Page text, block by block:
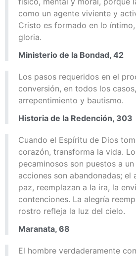
como un agente viviente y
Cristo es formado en lo
gloria.
Ministerio de la Bondad, 42
Los pasos requeridos en el
conversión, en todos los
arrepentimiento y bautismo.
Historia de la Redención, 303
Cuando el Espíritu de Dios
corazón, transforma la vida.
pecaminosos son puestos a
acciones son abandonadas; el
paz, reemplazan a la ira, la
contenciones. La alegría
rostro refleja la luz del cielo.
Maranata, 68
El hombre verdaderamente